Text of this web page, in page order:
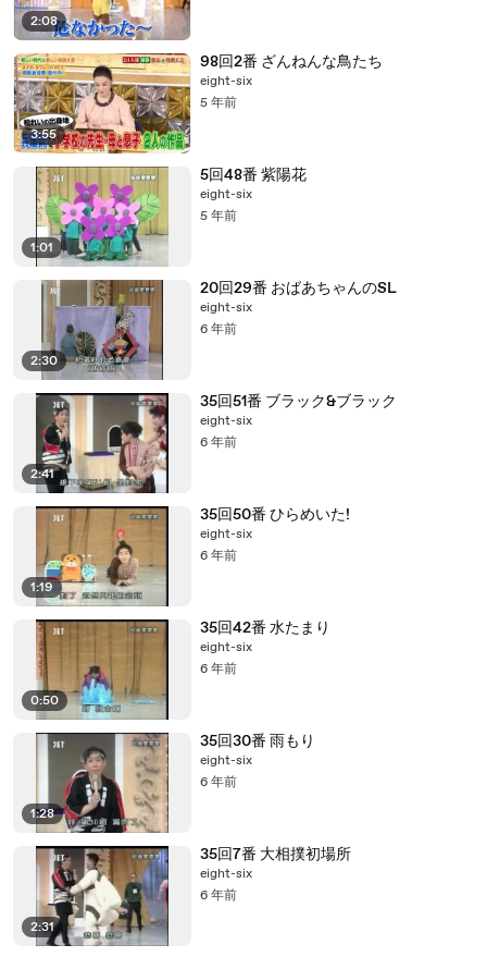
2:08
3:55
98回2番 ざんねんな鳥たち
eight-six
5 年前
1:01
5回48番 紫陽花
eight-six
5 年前
2:30
20回29番 おばあちゃんのSL
eight-six
6 年前
2:41
35回51番 ブラック&ブラック
eight-six
6 年前
1:19
35回50番 ひらめいた!
eight-six
6 年前
0:50
35回42番 水たまり
eight-six
6 年前
1:28
35回30番 雨もり
eight-six
6 年前
2:31
35回7番 大相撲初場所
eight-six
6 年前